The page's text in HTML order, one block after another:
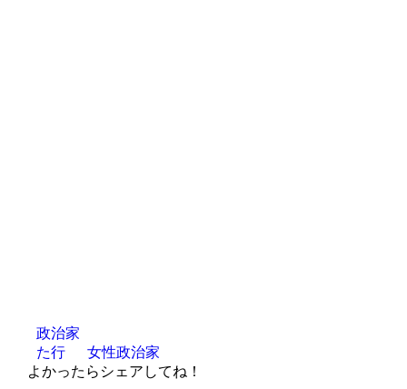
政治家
た行
女性政治家
よかったらシェアしてね！